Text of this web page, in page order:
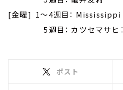
[金曜] 1～4週目：
5週目： カツセマサヒコ
ポスト